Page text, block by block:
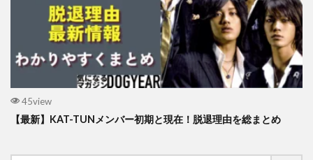
45view
【最新】KAT-TUNメンバー初期と現在！脱退理由を総まとめ